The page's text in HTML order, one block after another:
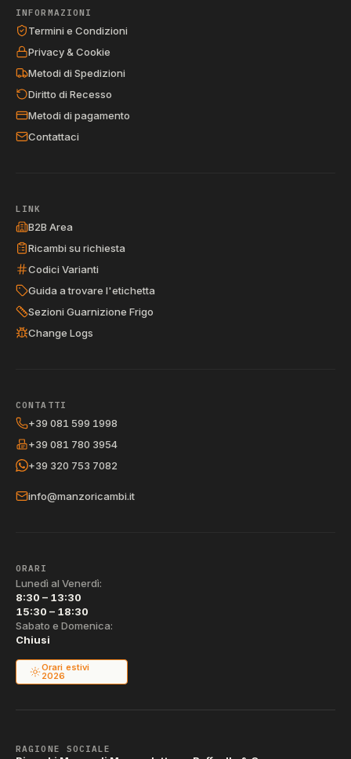
INFORMAZIONI
Termini e Condizioni
Privacy & Cookie
Metodi di Spedizioni
Diritto di Recesso
Metodi di pagamento
Contattaci
LINK
B2B Area
Ricambi su richiesta
Codici Varianti
Guida a trovare l'etichetta
Sezioni Guarnizione Frigo
Change Logs
CONTATTI
+39 081 599 1998
+39 081 780 3954
+39 320 753 7082
info@manzoricambi.it
ORARI
Lunedì al Venerdì:
8:30 – 13:30
15:30 – 18:30
Sabato e Domenica:
Chiusi
Orari estivi
2026
RAGIONE SOCIALE